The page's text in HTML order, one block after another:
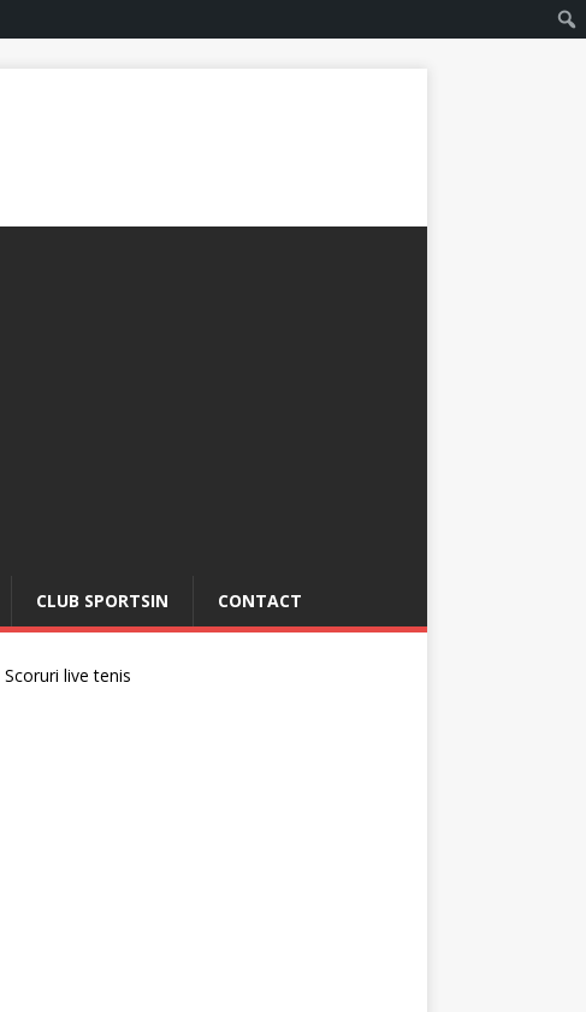
CLUB SPORTSIN CONTACT
Scoruri live tenis